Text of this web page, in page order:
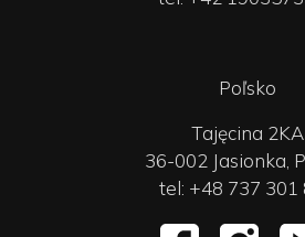
Poľsko
Tajęcina 2KA
36-002 Jasionka,
tel: +48 737 301